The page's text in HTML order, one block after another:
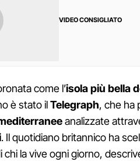
VIDEO CONSIGLIATO
come l’isola più bella
è stato ilTelegraph, che ha
analizzate
. Il quotidiano britannico ha
chi la vive ogni giorno,